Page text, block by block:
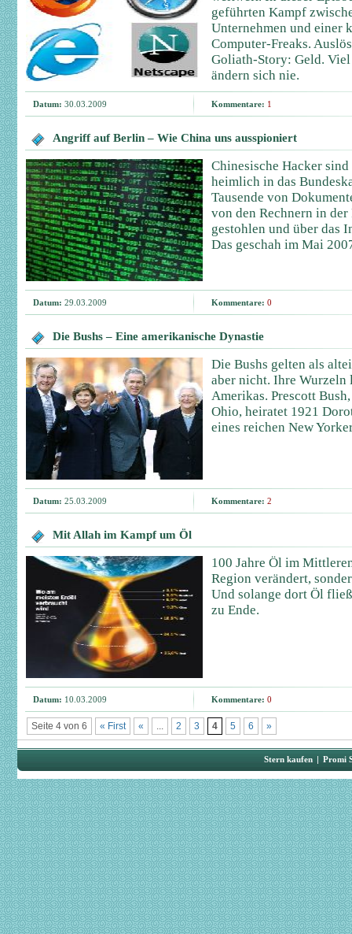
geführten Kampf
Unternehmen und einer
Computer-Freaks.
Goliath-Story: Geld.
ändern sich nie.
Datum: 30.03.2009 Kommentare: 1
Angriff auf Berlin – Wie China uns ausspioniert
Chinesische Hacker
heimlich in das
Tausende von
von den Rechnern in
gestohlen und über das
Das geschah im Mai
Datum: 29.03.2009 Kommentare: 0
Die Bushs – Eine amerikanische Dynastie
Die Bushs gelten als
aber nicht. Ihre Wurzeln
Amerikas. Prescott
Ohio, heiratet 1921
eines reichen New
Datum: 25.03.2009 Kommentare: 2
Mit Allah im Kampf um Öl
100 Jahre Öl im
Region verändert,
Und solange dort Öl
zu Ende.
Datum: 10.03.2009 Kommentare: 0
Seite 4 von 6 « First « ... 2 3 4 5 6 »
Stern kaufen | Promi